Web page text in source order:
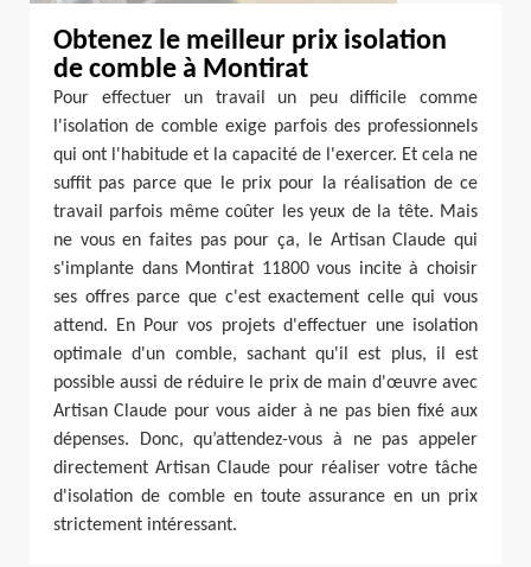
Obtenez le meilleur prix isolation
de comble à Montirat
Pour effectuer un travail un peu difficile comme
l'isolation de comble exige parfois des professionnels
qui ont l'habitude et la capacité de l'exercer. Et cela ne
suffit pas parce que le prix pour la réalisation de ce
travail parfois même coûter les yeux de la tête. Mais
ne vous en faites pas pour ça, le Artisan Claude qui
s'implante dans Montirat 11800 vous incite à choisir
ses offres parce que c'est exactement celle qui vous
attend. En Pour vos projets d'effectuer une isolation
optimale d'un comble, sachant qu'il est plus, il est
possible aussi de réduire le prix de main d'œuvre avec
Artisan Claude pour vous aider à ne pas bien fixé aux
dépenses. Donc, qu’attendez-vous à ne pas appeler
directement Artisan Claude pour réaliser votre tâche
d'isolation de comble en toute assurance en un prix
strictement intéressant.